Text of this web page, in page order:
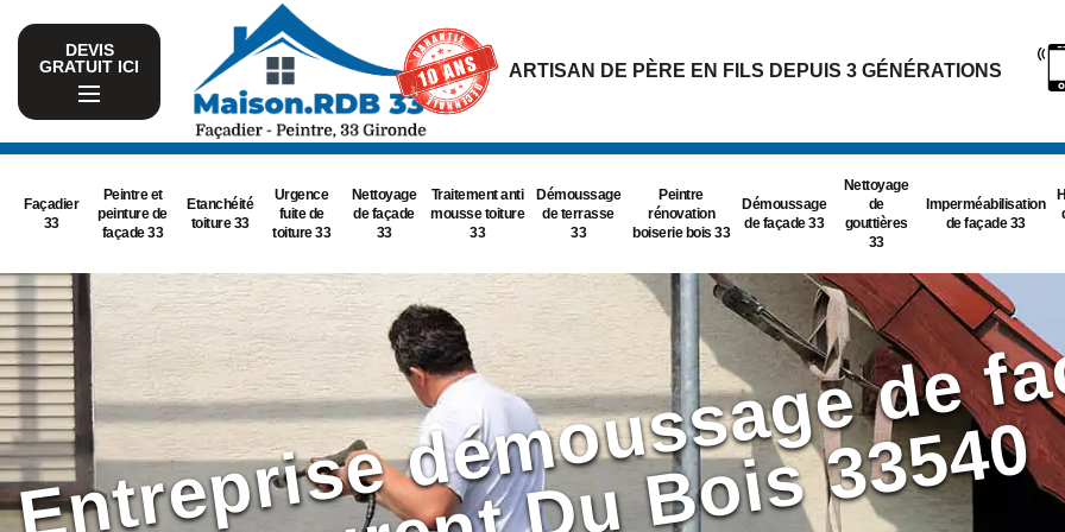
DEVIS
GRATUIT ICI
ARTISAN DE PÈRE EN FILS DEPUIS 3 GÉNÉRATIONS
Façadier
33
Peintre et
peinture de
façade 33
Etanchéité
toiture 33
Urgence
fuite de
toiture 33
Nettoyage
de façade
33
Traitement anti
mousse toiture
33
Démoussage
de terrasse
33
Peintre
rénovation
boiserie bois 33
Démoussage
de façade 33
Nettoyage
de
gouttières
33
Imperméabilisation
de façade 33